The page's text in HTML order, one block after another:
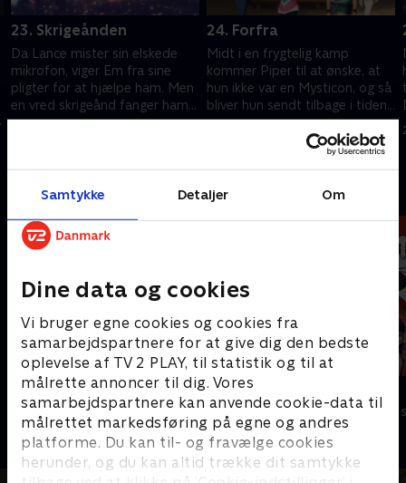
Samtykke Detaljer Om
Dine data og cookies
Vi bruger egne cookies og cookies fra
samarbejdspartnere for at give dig den bedste
oplevelse af TV 2 PLAY, til statistik og til at
målrette annoncer til dig. Vores
samarbejdspartnere kan anvende cookie-data til
målrettet markedsføring på egne og andres
platforme. Du kan til- og fravælge cookies
herunder, og du kan altid trække dit samtykke
23. Skrigeånden
Da Lance mister sin elskede
mikrofon, viger Em fra sine
pligter for at hjælpe ham. Men
en vred skrigeånd fanger ham
og afslører hans sande person.
24. Forfra
Midt i en frygtelig kamp
kommer Piper til at ønske, at
hun ikke var en Mysticon, og så
bliver hun sendt tilbage i tiden,
før hun og Zarya blev helte!
Andre så også
Totally Spies
Børneserier • 2 sæsoner
Miraculous
Børneserier • 3